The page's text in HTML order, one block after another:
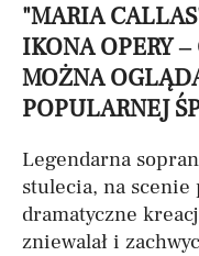
"MARIA
IKONA OPERY
MOŻNA
POPULARNEJ
Legendarna
stulecia, na scenie
dramatyczne
zniewalał i